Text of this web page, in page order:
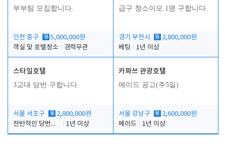
부부팀 모집합니다.
인천 중구 월 5,000,000원
객실 및 호텔청소
경력무관
급구 청소이모 1명 구합니다.
경기 부천시 월 2,800,000원
베팅
1년 이상
스타일호텔
3교대 당번 구합니다.
서울 서초구 월 2,800,000원
전반적인 당번업무
1년 이상
카파쓰 관광호텔
메이드 공고(주5일)
서울 강남구 월 2,600,000원
메이드
1년 이상